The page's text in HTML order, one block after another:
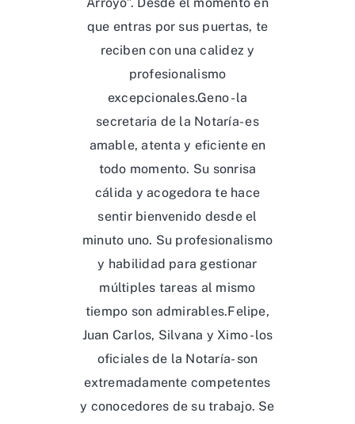
que entras por sus puertas, te
reciben con una calidez y
profesionalismo
excepcionales.Geno -la
secretaria de la Notaría- es
amable, atenta y eficiente en
todo momento. Su sonrisa
cálida y acogedora te hace
sentir bienvenido desde el
minuto uno. Su profesionalismo
y habilidad para gestionar
múltiples tareas al mismo
tiempo son admirables.Felipe,
Juan Carlos, Silvana y Ximo -los
oficiales de la Notaría- son
extremadamente competentes
y conocedores de su trabajo. Se